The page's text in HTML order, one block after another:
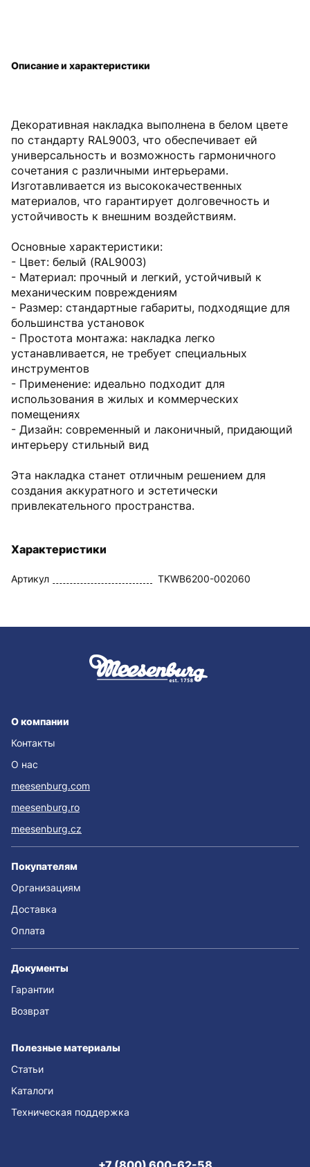
Декоративная накладка выполнена в белом цвете
по стандарту RAL9003, что обеспечивает ей
универсальность и возможность гармоничного
сочетания с различными интерьерами.
Изготавливается из высококачественных
материалов, что гарантирует долговечность и
устойчивость к внешним воздействиям.
Основные характеристики:
- Цвет: белый (RAL9003)
- Материал: прочный и легкий, устойчивый к
механическим повреждениям
- Размер: стандартные габариты, подходящие для
большинства установок
- Простота монтажа: накладка легко
устанавливается, не требует специальных
инструментов
- Применение: идеально подходит для
использования в жилых и коммерческих
помещениях
- Дизайн: современный и лаконичный, придающий
интерьеру стильный вид
Эта накладка станет отличным решением для
создания аккуратного и эстетически
привлекательного пространства.
Характеристики
Артикул TKWB6200-002060
Описание и характеристики
О компании
Контакты
О нас
meesenburg.com
meesenburg.ro
meesenburg.cz
Покупателям
Организациям
Доставка
Оплата
Документы
Гарантии
Возврат
Полезные материалы
Статьи
Каталоги
Техническая поддержка